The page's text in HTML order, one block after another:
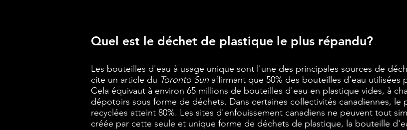
Quel est le déchet de plastique le plus répandu?
Les bouteilles d'eau à usage unique sont l'une des principales sources de
cite un article du Toronto Sun affirmant que 50% des bouteilles d'eau utilisées
Cela équivaut à environ 65 millions de bouteilles d'eau en plastique vides, à
dépotoirs sous forme de déchets. Dans certaines collectivités canadiennes,
recyclées atteint 80%. Les sites d'enfouissement canadiens ne peuvent tout
créée par cette seule et unique forme de déchets de plastique, la bouteille